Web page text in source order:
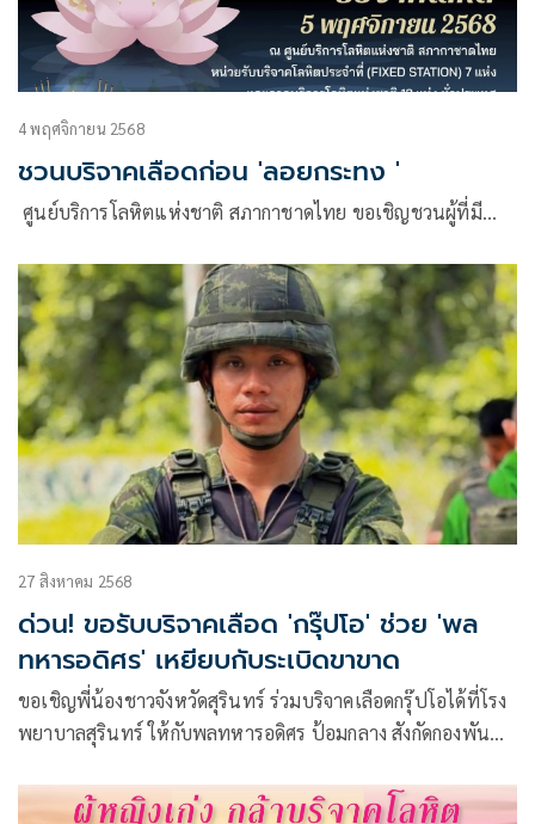
4 พฤศจิกายน 2568
ชวนบริจาคเลือดก่อน 'ลอยกระทง '
ศูนย์บริการโลหิตแห่งชาติ สภากาชาดไทย ขอเชิญชวนผู้ที่มี…
27 สิงหาคม 2568
ด่วน! ขอรับบริจาคเลือด 'กรุ๊ปโอ' ช่วย 'พล
ทหารอดิศร' เหยียบกับระเบิดขาขาด
ขอเชิญพี่น้องชาวจังหวัดสุรินทร์ ร่วมบริจาคเลือดกรุ๊ปโอได้ที่โรง
พยาบาลสุรินทร์ ให้กับพลทหารอดิศร ป้อมกลาง สังกัดกองพัน